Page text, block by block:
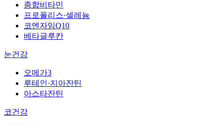
종합비타민
프로폴리스·셀레늄
코엔자임Q10
베타글루칸
눈건강
오메가3
루테인·지아잔틴
아스타잔틴
코건강